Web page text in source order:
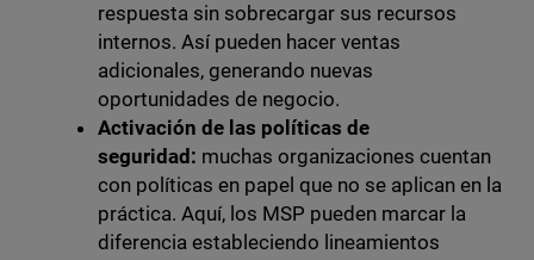
respuesta sin sobrecargar sus recursos
internos. Así pueden hacer ventas
adicionales, generando nuevas
oportunidades de negocio.
Activación de las políticas de
seguridad: muchas organizaciones cuentan
con políticas en papel que no se aplican en la
práctica. Aquí, los MSP pueden marcar la
diferencia estableciendo lineamientos